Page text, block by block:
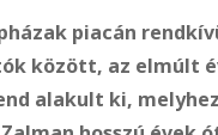
piacán
között, az elmúlt
alakult ki,